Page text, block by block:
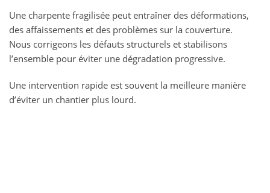
Une charpente fragilisée peut entraîner des déformations,
des affaissements et des problèmes sur la couverture.
Nous corrigeons les défauts structurels et stabilisons
l’ensemble pour éviter une dégradation progressive.
Une intervention rapide est souvent la meilleure manière
d’éviter un chantier plus lourd.